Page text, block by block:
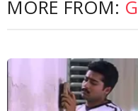
MORE FROM: